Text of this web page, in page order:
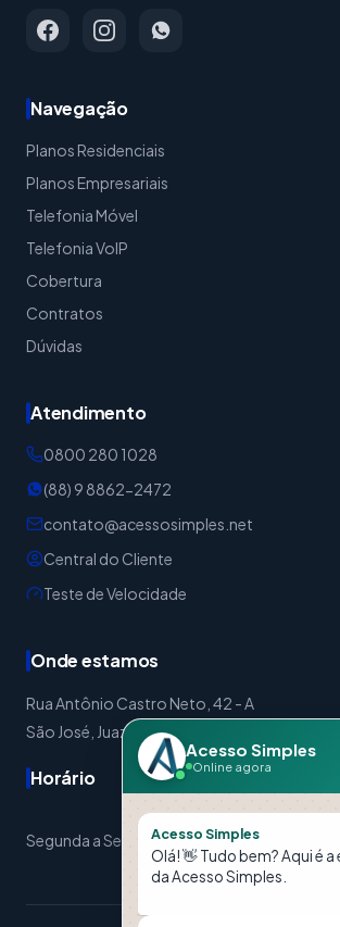
Navegação
Planos Residenciais
Planos Empresariais
Telefonia Móvel
Telefonia VoIP
Cobertura
Contratos
Dúvidas
Atendimento
0800 280 1028
(88) 9 8862-2472
contato@acessosimples.net
Central do Cliente
Teste de Velocidade
Onde estamos
Rua Antônio Castro Neto, 42 - A
São José, Juazeiro do Norte - CE | CEP:
Horário
Segunda a Sexta: 08:00 às 17:30 Sábados:
Acesso Simples
Online agora
Acesso Simples
Olá! 👋 Tudo bem? Aqui é a
da Acesso Simples.